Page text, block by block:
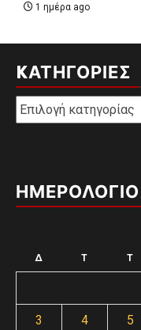
1 ημέρα ago
KΑΤΗΓΟΡΊΕΣ
Kατηγορίες
ΗΜΕΡΟΛΟΓΙΟ
Δ Τ Τ
3 4 5